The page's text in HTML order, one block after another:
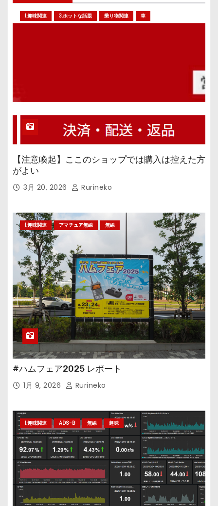
1.趣味関連 3.ホットな話題 乗り物関連 車
【注意喚起】ここのショップでは購入は控えた方
がよい
3月 20, 2026 Rurineko
1.趣味関連 アマチュア無線 無線
#ハムフェア2025 レポート
1月 9, 2026 Rurineko
1.趣味関連 ADS-B 無線 趣味